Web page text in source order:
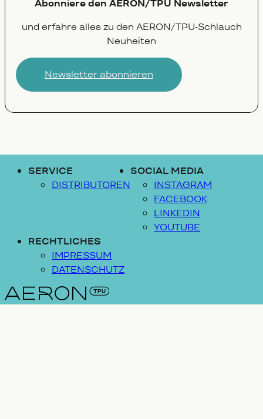
Abonniere den AERON/TPU Newsletter
und erfahre alles zu den AERON/TPU-Schlauch
Neuheiten
Newsletter abonnieren
SERVICE
DISTRIBUTOREN
SOCIAL MEDIA
INSTAGRAM
FACEBOOK
LINKEDIN
YOUTUBE
RECHTLICHES
IMPRESSUM
DATENSCHUTZ